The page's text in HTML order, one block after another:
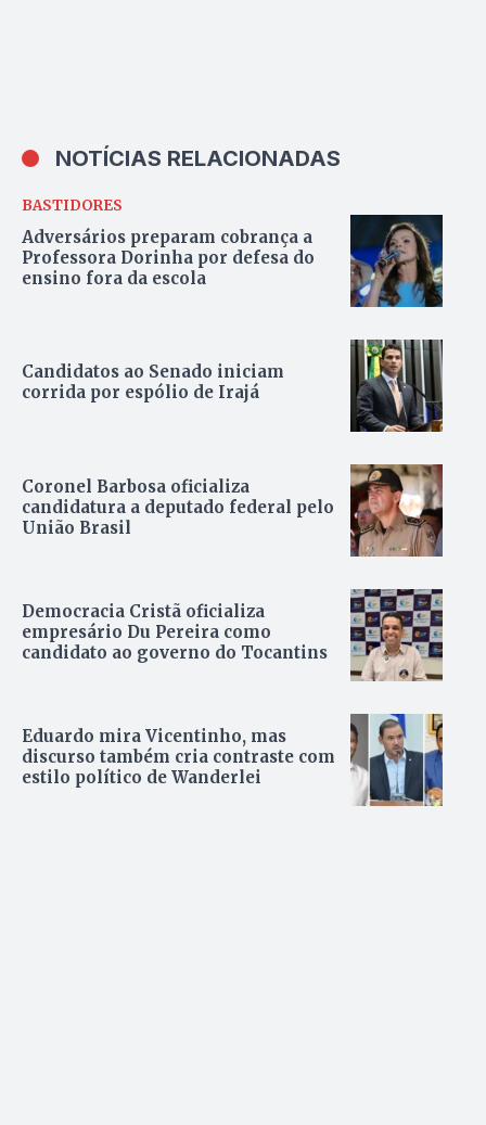
NOTÍCIAS RELACIONADAS
BASTIDORES
Adversários preparam cobrança a
Professora Dorinha por defesa do
ensino fora da escola
Candidatos ao Senado iniciam
corrida por espólio de Irajá
Coronel Barbosa oficializa
candidatura a deputado federal pelo
União Brasil
Democracia Cristã oficializa
empresário Du Pereira como
candidato ao governo do Tocantins
Eduardo mira Vicentinho, mas
discurso também cria contraste com
estilo político de Wanderlei